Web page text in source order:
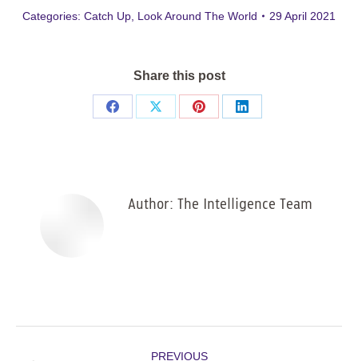
Categories: Catch Up, Look Around The World 29 April 2021
Share this post
Share
Share
Share
Share
Author: The Intelligence Team
PREVIOUS